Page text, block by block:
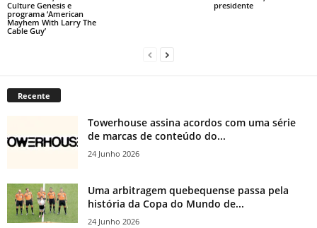
Culture Genesis e
programa ‘American
Mayhem With Larry The
Cable Guy’
presidente
Recente
Towerhouse assina acordos com uma série
de marcas de conteúdo do...
24 Junho 2026
Uma arbitragem quebequense passa pela
história da Copa do Mundo de...
24 Junho 2026